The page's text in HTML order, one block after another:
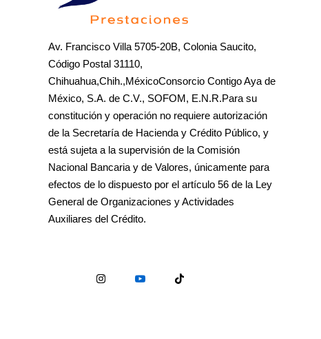
Av. Francisco Villa 5705-20B, Colonia Saucito,
Código Postal 31110,
Chihuahua,Chih.,MéxicoConsorcio Contigo Aya de
México, S.A. de C.V., SOFOM, E.N.R.Para su
constitución y operación no requiere autorización
de la Secretaría de Hacienda y Crédito Público, y
está sujeta a la supervisión de la Comisión
Nacional Bancaria y de Valores, únicamente para
efectos de lo dispuesto por el artículo 56 de la Ley
General de Organizaciones y Actividades
Auxiliares del Crédito.